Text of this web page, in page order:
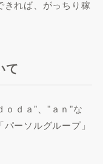
きれば、がっちり稼
て
ｄａ”、”ａｎ”な
ーソルグループ」